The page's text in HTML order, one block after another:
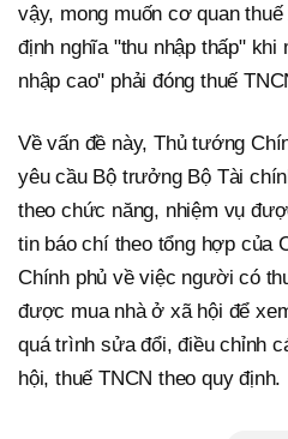
vậy, mong muốn cơ quan
định nghĩa "thu nhập thấp"
nhập cao" phải đóng thuế
Về vấn đề này, Thủ tướng
yêu cầu Bộ trưởng Bộ Tài
theo chức năng, nhiệm vụ
tin báo chí theo tổng hợp của
Chính phủ về việc người có
được mua nhà ở xã hội để
quá trình sửa đổi, điều chỉnh
hội, thuế TNCN theo quy định.